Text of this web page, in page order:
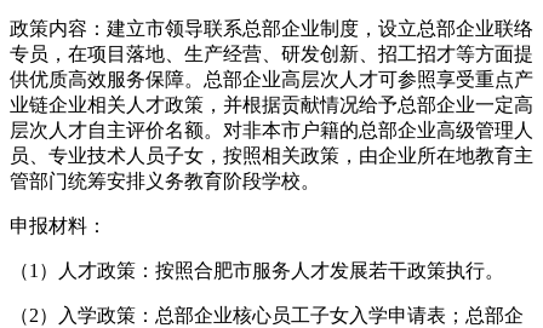
政策内容：建立市领导联系总部企业制度，设立总部企业联络
专员，在项目落地、生产经营、研发创新、招工招才等方面提
供优质高效服务保障。总部企业高层次人才可参照享受重点产
业链企业相关人才政策，并根据贡献情况给予总部企业一定高
层次人才自主评价名额。对非本市户籍的总部企业高级管理人
员、专业技术人员子女，按照相关政策，由企业所在地教育主
管部门统筹安排义务教育阶段学校。
申报材料：
（1）人才政策：按照合肥市服务人才发展若干政策执行。
（2）入学政策：总部企业核心员工子女入学申请表；总部企